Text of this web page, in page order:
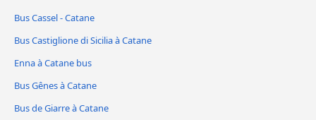
Bus Cassel - Catane
Bus Castiglione di Sicilia à Catane
Enna à Catane bus
Bus Gênes à Catane
Bus de Giarre à Catane